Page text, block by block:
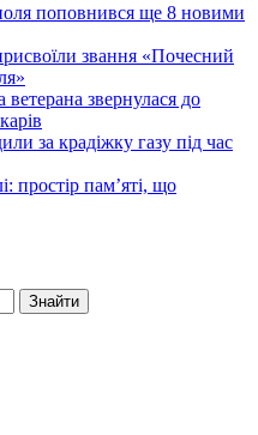
поповнився ще 8 новими
звання «Почесний
звернулася до
за крадіжку газу під час
простір пам’яті, що
Знайти